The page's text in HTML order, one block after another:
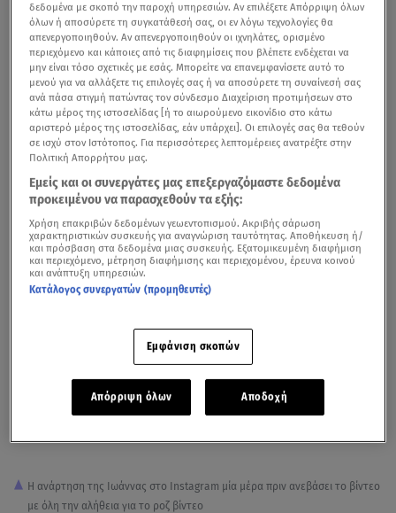
Η ανάρτηση της Ιωάννας στο Ιnstagram μία μέρα πριν ανεβάσει το βίντεο
με όλη την αλήθεια για το ροζ βίντεο
δεδομένα με σκοπό την παροχή υπηρεσιών. Αν επιλέξετε Απόρριψη όλων
όλων ή αποσύρετε τη συγκατάθεσή σας, οι εν λόγω τεχνολογίες θα
απενεργοποιηθούν. Αν απενεργοποιηθούν οι ιχνηλάτες, ορισμένο
περιεχόμενο και κάποιες από τις διαφημίσεις που βλέπετε ενδέχεται να
μην είναι τόσο σχετικές με εσάς. Μπορείτε να επανεμφανίσετε αυτό το
μενού για να αλλάξετε τις επιλογές σας ή να αποσύρετε τη συναίνεσή σας
ανά πάσα στιγμή πατώντας τον σύνδεσμο Διαχείριση προτιμήσεων στο
κάτω μέρος της ιστοσελίδας [ή το αιωρούμενο εικονίδιο στο κάτω
αριστερό μέρος της ιστοσελίδας, εάν υπάρχει]. Οι επιλογές σας θα τεθούν
σε ισχύ στον Ιστότοπος. Για περισσότερες λεπτομέρειες ανατρέξτε στην
Πολιτική Απορρήτου μας.
Εμείς και οι συνεργάτες μας επεξεργαζόμαστε δεδομένα
προκειμένου να παρασχεθούν τα εξής:
Χρήση επακριβών δεδομένων γεωεντοπισμού. Ακριβής σάρωση
χαρακτηριστικών συσκευής για αναγνώριση ταυτότητας. Αποθήκευση ή/
και πρόσβαση στα δεδομένα μιας συσκευής. Εξατομικευμένη διαφήμιση
και περιεχόμενο, μέτρηση διαφήμισης και περιεχομένου, έρευνα κοινού
και ανάπτυξη υπηρεσιών.
Κατάλογος συνεργατών (προμηθευτές)
Εμφάνιση σκοπών
Απόρριψη όλων Αποδοχή